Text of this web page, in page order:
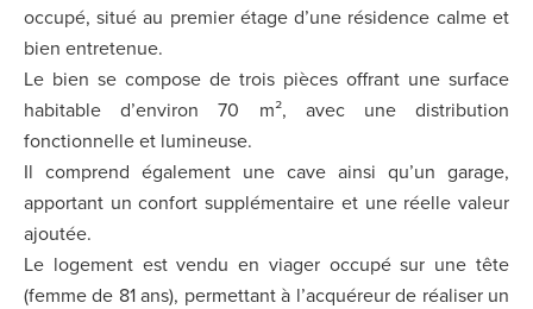
occupé, situé au premier étage d’une résidence calme et
bien entretenue.
Le bien se compose de trois pièces offrant une surface
habitable d’environ 70 m², avec une distribution
fonctionnelle et lumineuse.
Il comprend également une cave ainsi qu’un garage,
apportant un confort supplémentaire et une réelle valeur
ajoutée.
Le logement est vendu en viager occupé sur une tête
(femme de 81 ans), permettant à l’acquéreur de réaliser un